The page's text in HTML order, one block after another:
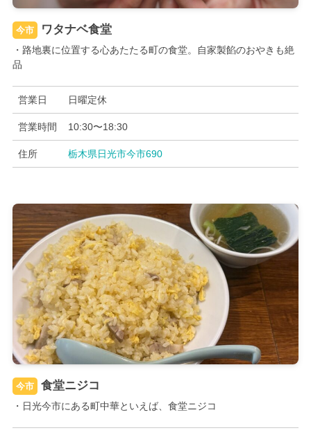
今市 ワタナベ食堂
・路地裏に位置する心あたたる町の食堂。自家製餡のおやきも絶
品
営業日 日曜定休
営業時間 10:30〜18:30
住所 栃木県日光市今市690
今市 食堂ニジコ
・日光今市にある町中華といえば、食堂ニジコ